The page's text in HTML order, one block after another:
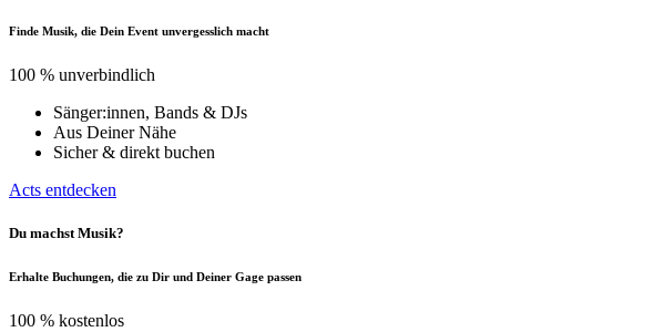
Finde Musik, die Dein Event unvergesslich macht
100 % unverbindlich
Sänger:innen, Bands & DJs
Aus Deiner Nähe
Sicher & direkt buchen
Acts entdecken
Du machst Musik?
Erhalte Buchungen, die zu Dir und Deiner Gage passen
100 % kostenlos